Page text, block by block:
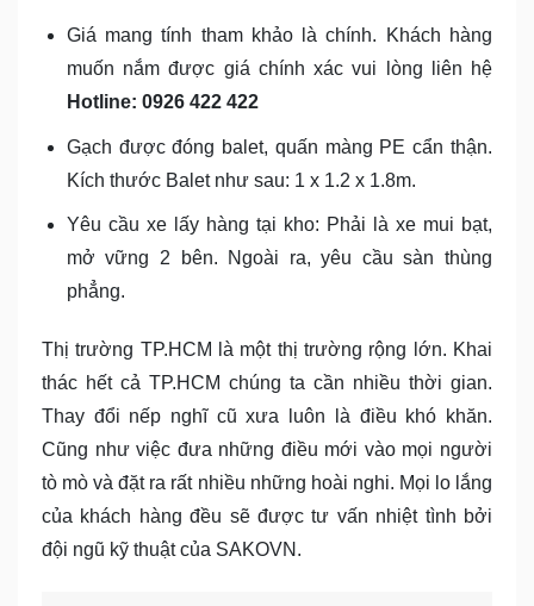
Giá mang tính tham khảo là chính. Khách hàng
muốn nắm được giá chính xác vui lòng liên hệ
Hotline: 0926 422 422
Gạch được đóng balet, quấn màng PE cẩn thận.
Kích thước Balet như sau: 1 x 1.2 x 1.8m.
Yêu cầu xe lấy hàng tại kho: Phải là xe mui bạt,
mở vững 2 bên. Ngoài ra, yêu cầu sàn thùng
phẳng.
Thị trường TP.HCM là một thị trường rộng lớn. Khai
thác hết cả TP.HCM chúng ta cần nhiều thời gian.
Thay đổi nếp nghĩ cũ xưa luôn là điều khó khăn.
Cũng như việc đưa những điều mới vào mọi người
tò mò và đặt ra rất nhiều những hoài nghi. Mọi lo lắng
của khách hàng đều sẽ được tư vấn nhiệt tình bởi
đội ngũ kỹ thuật của SAKOVN.